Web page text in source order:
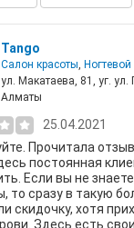
Tango
Салон красоты,
ул. Макатаева, 81, уг.
Алматы
25.04.2021
Прочитала
постоянная
Если вы не
то сразу в такую
скидочку, хотя
Здесь есть